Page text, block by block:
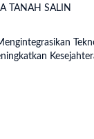
TANAH SALIN